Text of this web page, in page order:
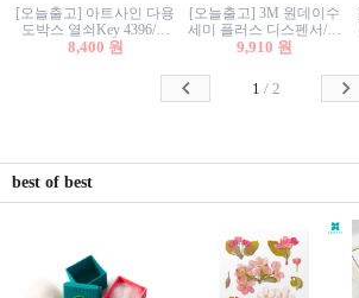
[오늘출고] 아트사인 다용
도박스 열쇠Key 4396/투
표함/건의함/모금함/응모
8,400 원
[오늘출고] 3M 원데이수
세미 플러스 디스펜서/소
프트수세미5매+강력수세
9,910 원
1 / 2
best of best